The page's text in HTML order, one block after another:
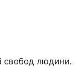
свобод людини.